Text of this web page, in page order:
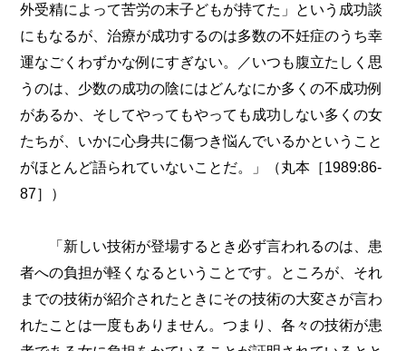
外受精によって苦労の末子どもが持てた」という成功談
にもなるが、治療が成功するのは多数の不妊症のうち幸
運なごくわずかな例にすぎない。／いつも腹立たしく思
うのは、少数の成功の陰にはどんなにか多くの不成功例
があるか、そしてやってもやっても成功しない多くの女
たちが、いかに心身共に傷つき悩んでいるかということ
がほとんど語られていないことだ。」（丸本［1989:86-
87］）
「新しい技術が登場するとき必ず言われるのは、患
者への負担が軽くなるということです。ところが、それ
までの技術が紹介されたときにその技術の大変さが言わ
れたことは一度もありません。つまり、各々の技術が患